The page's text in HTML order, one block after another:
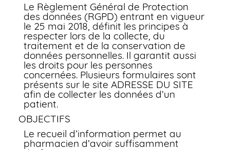
Le Règlement Général de Protection
des données (RGPD) entrant en vigueur
le 25 mai 2018, définit les principes à
respecter lors de la collecte, du
traitement et de la conservation de
données personnelles. Il garantit aussi
les droits pour les personnes
concernées. Plusieurs formulaires sont
présents sur le site ADRESSE DU SITE
afin de collecter les données d’un
patient.
OBJECTIFS
Le recueil d’information permet au
pharmacien d’avoir suffisamment